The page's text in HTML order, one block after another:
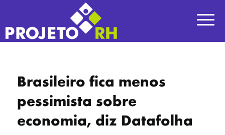
Brasileiro fica menos
pessimista sobre
economia, diz Datafolha